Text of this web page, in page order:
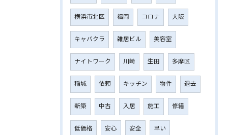
横浜市北区 福岡 コロナ 大阪
キャバクラ 雑居ビル 美容室
ナイトワーク 川崎 生田 多摩区
稲城 依頼 キッチン 物件 退去
新築 中古 入居 施工 修繕
低価格 安心 安全 早い